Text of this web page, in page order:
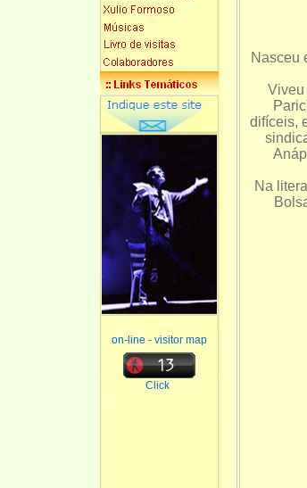
on-line - visitor map
Click
Nasceu
Viveu
difíceis,
Na